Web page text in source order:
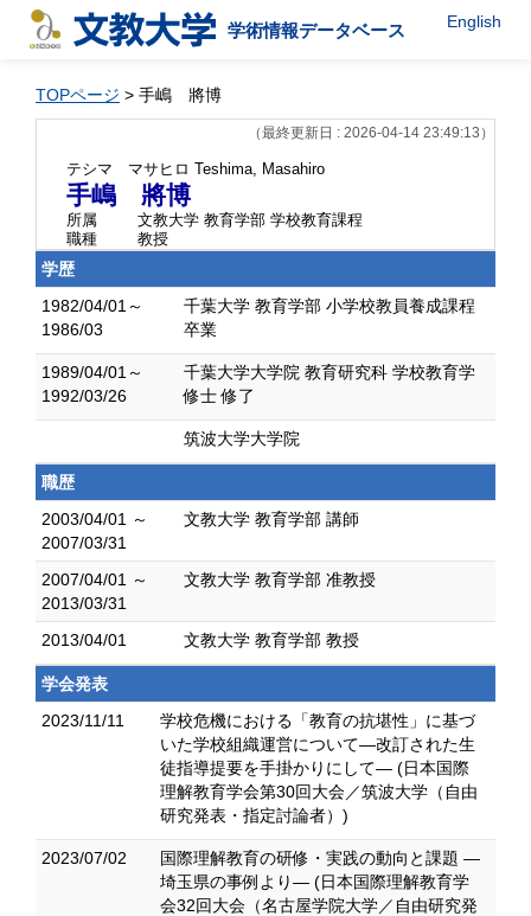
学術情報データベース English
TOPページ > 手嶋 將博
（最終更新日 : 2026-04-14 23:49:13）
テシマ マサヒロ Teshima, Masahiro
手嶋 將博
所属
文教大学 教育学部 学校教育課程
職種
教授
学歴
1982/04/01～
1986/03
千葉大学 教育学部 小学校教員養成課程
卒業
1989/04/01～
1992/03/26
千葉大学大学院 教育研究科 学校教育学
修士 修了
筑波大学大学院
職歴
2003/04/01 ～
2007/03/31
文教大学 教育学部 講師
2007/04/01 ～
2013/03/31
文教大学 教育学部 准教授
2013/04/01 文教大学 教育学部 教授
学会発表
2023/11/11
学校危機における「教育の抗堪性」に基づ
いた学校組織運営について―改訂された生
徒指導提要を手掛かりにして― (日本国際
理解教育学会第30回大会／筑波大学（自由
研究発表・指定討論者）)
2023/07/02
国際理解教育の研修・実践の動向と課題 ―
埼玉県の事例より― (日本国際理解教育学
会32回大会（名古屋学院大学／自由研究発